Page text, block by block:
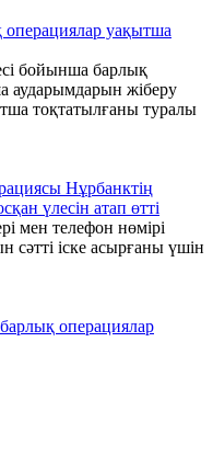
уақытша
бойынша барлық
аударымдарын жіберу
тоқтатылғаны туралы
Нұрбанктің
үлесін атап өтті
мен телефон нөмірі
сәтті іске асырғаны үшін
операциялар